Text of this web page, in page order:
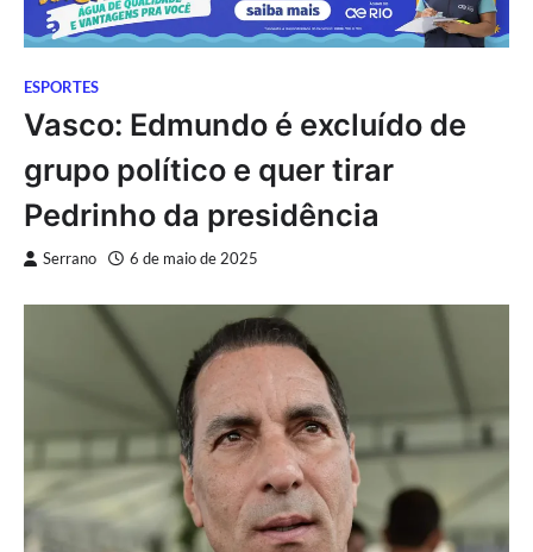
ESPORTES
Vasco: Edmundo é excluído de
grupo político e quer tirar
Pedrinho da presidência
Serrano 6 de maio de 2025